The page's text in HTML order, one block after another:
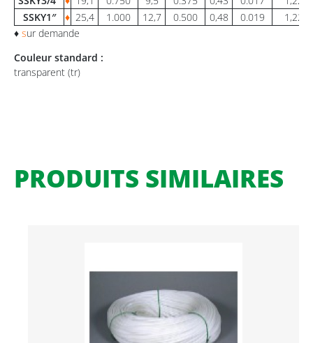
SSKY1″
♦ 25,4 1.000 12,7 0.500 0,48 0.019
1,22
♦ sur demande
Couleur standard :
transparent (tr)
PRODUITS SIMILAIRES